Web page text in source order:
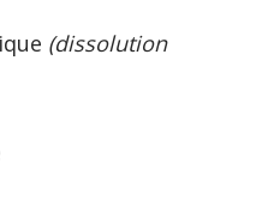
(dissolution